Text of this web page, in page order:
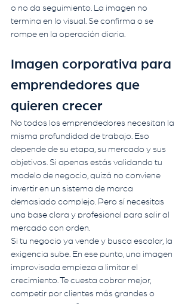
o no da seguimiento. La imagen no
termina en lo visual. Se confirma o se
rompe en la operación diaria.
Imagen corporativa para
emprendedores que
quieren crecer
No todos los emprendedores necesitan la
misma profundidad de trabajo. Eso
depende de su etapa, su mercado y sus
objetivos. Si apenas estás validando tu
modelo de negocio, quizá no conviene
invertir en un sistema de marca
demasiado complejo. Pero sí necesitas
una base clara y profesional para salir al
mercado con orden.
Si tu negocio ya vende y busca escalar, la
exigencia sube. En ese punto, una imagen
improvisada empieza a limitar el
crecimiento. Te cuesta cobrar mejor,
competir por clientes más grandes o